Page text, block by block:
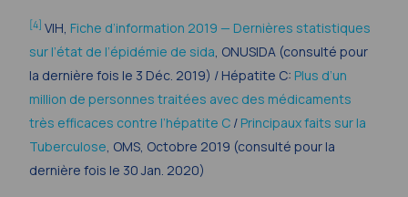
[4] VIH, Fiche d’information 2019 — Dernières statistiques
sur l’état de l’épidémie de sida, ONUSIDA (consulté pour
la dernière fois le 3 Déc. 2019) / Hépatite C: Plus d’un
million de personnes traitées avec des médicaments
très efficaces contre l’hépatite C / Principaux faits sur la
Tuberculose, OMS, Octobre 2019 (consulté pour la
dernière fois le 30 Jan. 2020)